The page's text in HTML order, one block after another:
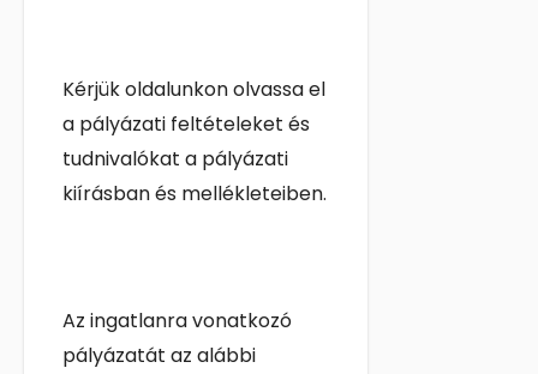
Kérjük oldalunkon olvassa el
a pályázati feltételeket és
tudnivalókat a pályázati
kiírásban és mellékleteiben.
Az ingatlanra vonatkozó
pályázatát az alábbi